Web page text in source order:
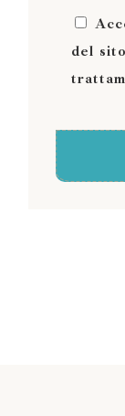
del